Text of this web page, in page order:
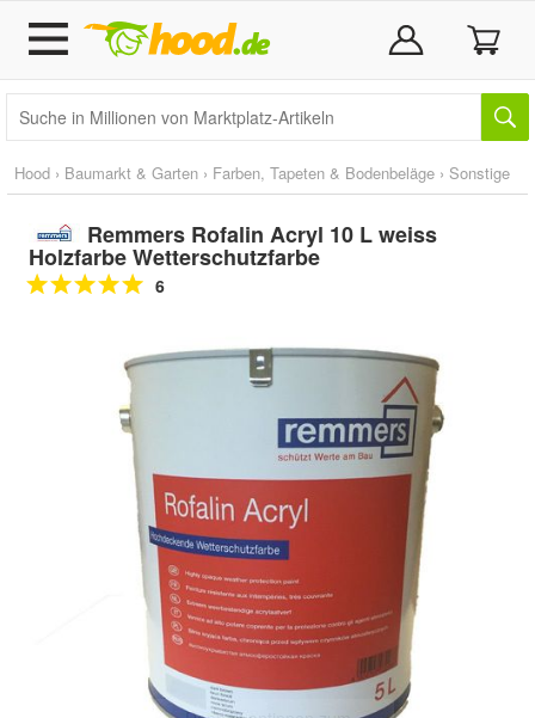
Hood › Baumarkt & Garten › Farben, Tapeten & Bodenbeläge › Sonstige
Remmers Rofalin Acryl 10 L weiss
Holzfarbe Wetterschutzfarbe
6